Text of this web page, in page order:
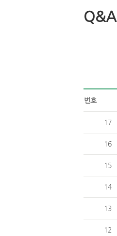
Q&A
번호
17
16
15
14
13
12